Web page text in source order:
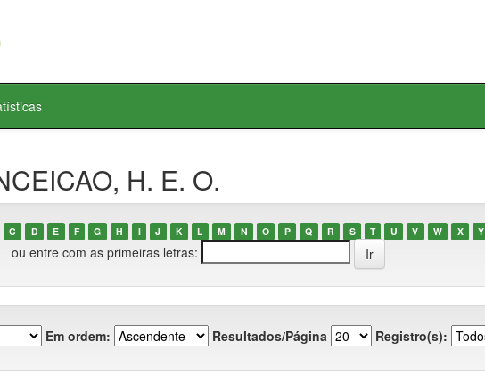
H. E. O.
C D E F G H I J K L M N O P Q R S T U V W X Y
ou entre com as primeiras letras:
Em ordem: Resultados/Página Registro(s):